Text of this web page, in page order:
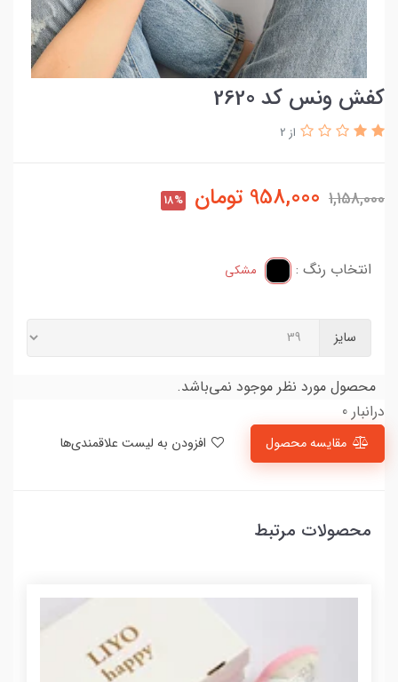
کفش ونس کد 2620
از 2
1,158,000
958,000 تومان 18%
انتخاب رنگ : مشکی
سایز
محصول مورد نظر موجود نمی‌باشد.
درانبار 0
مقایسه محصول
محصولات مرتبط